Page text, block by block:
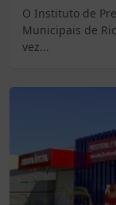
O Instituto de
Municipais de
vez...